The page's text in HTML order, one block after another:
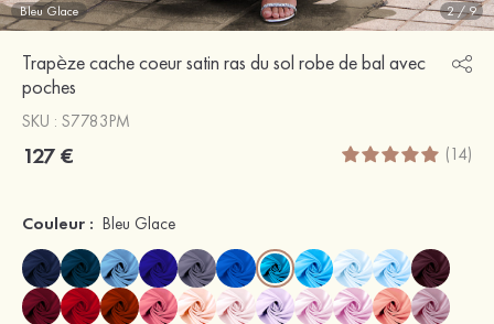
Bleu Glace 2/9
Trapèze cache coeur satin ras du sol robe de bal avec
poches
SKU : S7783PM
127 € (14)
Couleur : Bleu Glace